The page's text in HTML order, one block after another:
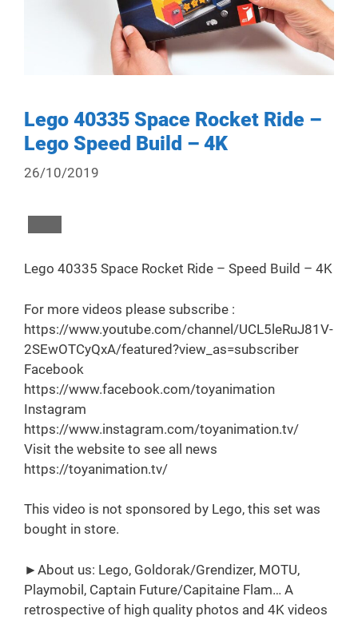
Lego 40335 Space Rocket Ride –
Lego Speed Build – 4K
26/10/2019
Lego 40335 Space Rocket Ride – Speed Build – 4K
For more videos please subscribe :
https://www.youtube.com/channel/UCL5leRuJ81V-
2SEwOTCyQxA/featured?view_as=subscriber
Facebook
https://www.facebook.com/toyanimation
Instagram
https://www.instagram.com/toyanimation.tv/
Visit the website to see all news
https://toyanimation.tv/
This video is not sponsored by Lego, this set was
bought in store.
►About us: Lego, Goldorak/Grendizer, MOTU,
Playmobil, Captain Future/Capitaine Flam… A
retrospective of high quality photos and 4K videos